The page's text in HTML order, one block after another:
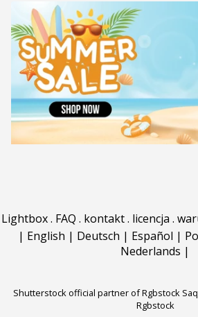
Lightbox. FAQ . kontakt. licencja .
| English | Deutsch | Español |
Nederlands |
Shutterstock official partner of Rgbstock
Rgbstock